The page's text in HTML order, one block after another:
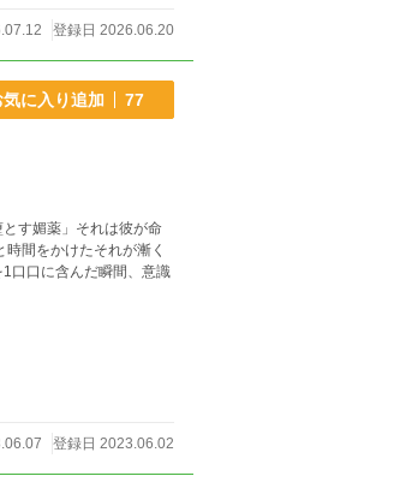
登録日 2026.06.20
気に入り追加 77
す媚薬」それは彼が命
間をかけたそれが漸く
口口に含んだ瞬間、意識
登録日 2023.06.02